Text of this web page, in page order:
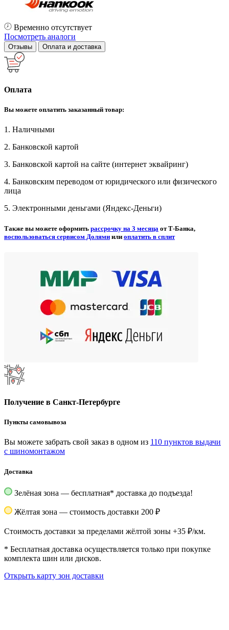
Временно отсутствует
Посмотреть аналоги
Отзывы Оплата и доставка
Оплата
Вы можете оплатить заказанный товар:
1. Наличными
2. Банковской картой
3. Банковской картой на сайте (интернет эквайринг)
4. Банковским переводом от юридического или физического
лица
5. Электронными деньгами (Яндекс-Деньги)
Также вы можете оформить рассрочку на 3 месяца от Т-Банка,
воспользоваться сервисом Долями или оплатить в сплит
Получение в Санкт-Петербурге
Пункты самовывоза
Вы можете забрать свой заказ в одном из 110 пунктов выдачи
с шиномонтажом
Доставка
Зелёная зона — бесплатная* доставка до подъезда!
Жёлтая зона — стоимость доставки 200 ₽
Стоимость доставки за пределами жёлтой зоны +35 ₽/км.
* Бесплатная доставка осуществляется только при покупке
комплекта шин или дисков.
Открыть карту зон доставки